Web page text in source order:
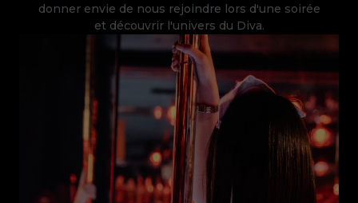
donner envie de nous rejoindre lors d'une soirée
et découvrir l'univers du Diva.